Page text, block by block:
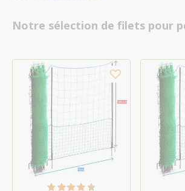
Notre sélection de filets pour